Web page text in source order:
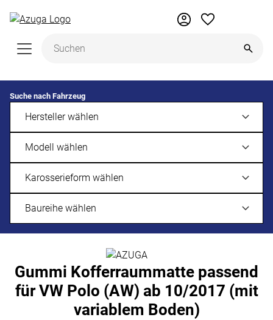
Suche nach Fahrzeug
Gummi Kofferraummatte passend
für VW Polo (AW) ab 10/2017 (mit
variablem Boden)